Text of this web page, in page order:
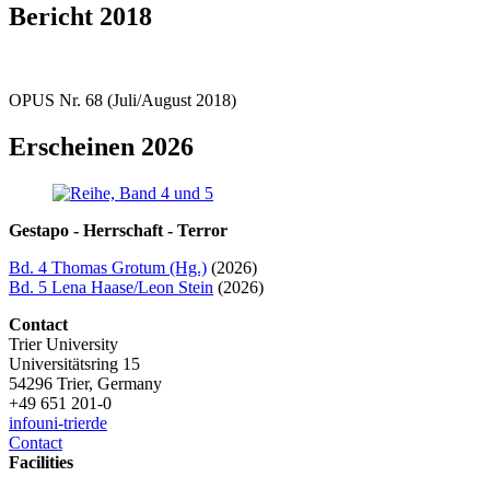
Bericht 2018
OPUS Nr. 68 (Juli/August 2018)
Erscheinen 2026
Gestapo - Herrschaft - Terror
Bd. 4 Thomas Grotum (Hg.) (2026)
Bd. 5 Lena Haase/Leon Stein (2026)
Contact
Trier University
Universitätsring 15
54296 Trier, Germany
+49 651 201-0
infouni-trierde
Contact
Facilities